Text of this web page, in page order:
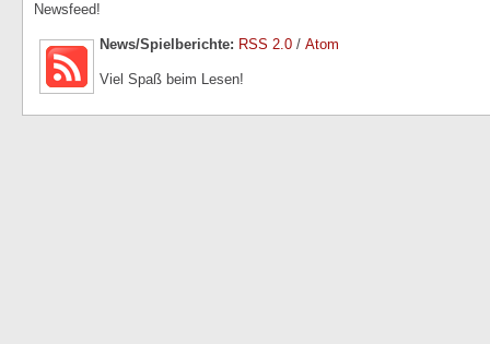
Newsfeed!
News/Spielberichte: RSS 2.0 / Atom
Viel Spaß beim Lesen!